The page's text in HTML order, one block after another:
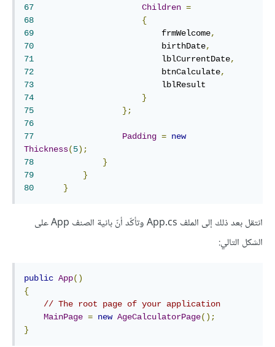
67
Children =
68
{
69
	                    frmWelcome
,
70
	                    birthDate
,
71
	                    lblCurrentDate
,
72
	                    btnCalculate
,
73
74
}
75
};
76
77
Padding = new
Thickness(5);
78
}
79
}
80
}
انتقل بعد ذلك إلى الملف App.cs وتأكّد أنّ بانية الصنف App على
الشكل التالي:
public App()
{
// The root page of your application
MainPage = new AgeCalculatorPage();
}